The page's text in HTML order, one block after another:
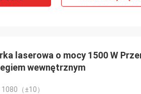
laserowa o mocy 1500 W
wewnętrznym
1080（±10）